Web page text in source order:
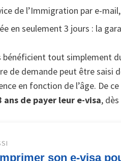
de l’Immigration par e-
en seulement 3 jours : la
bénéficient tout simplement
de demande peut être saisi
en fonction de l’âge. De
de payer leur e-visa,
son e-visa